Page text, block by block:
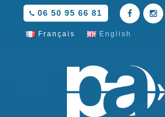
06 50 95 66 81
Français English